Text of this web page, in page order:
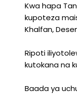
Kwa hapa
kupoteza
Khalfan,
Ripoti
kutokana na
Baada ya